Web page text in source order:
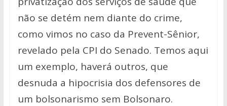
não se detém nem diante do crime,
como vimos no caso da Prevent-Sênior,
revelado pela CPI do Senado. Temos aqui
um exemplo, haverá outros, que
desnuda a hipocrisia dos defensores de
um bolsonarismo sem Bolsonaro.